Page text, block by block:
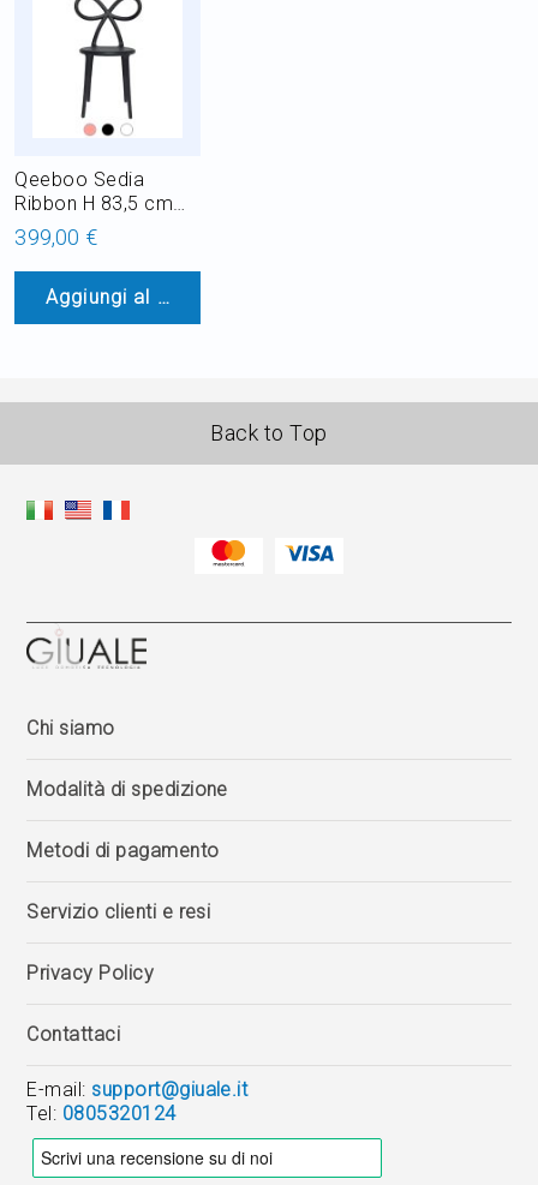
Qeeboo Sedia
Ribbon H 83,5 cm
Outdoor
399,00 €
Aggiungi al Carrello
Back to Top
Chi siamo
Modalità di spedizione
Metodi di pagamento
Servizio clienti e resi
Privacy Policy
Contattaci
E-mail: support@giuale.it
Tel: 0805320124